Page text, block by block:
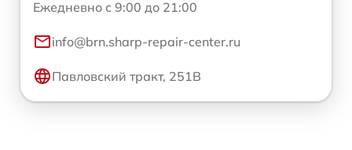
Ежедневно с 9:00 до 21:00
info@brn.sharp-repair-center.ru
Павловский тракт, 251В